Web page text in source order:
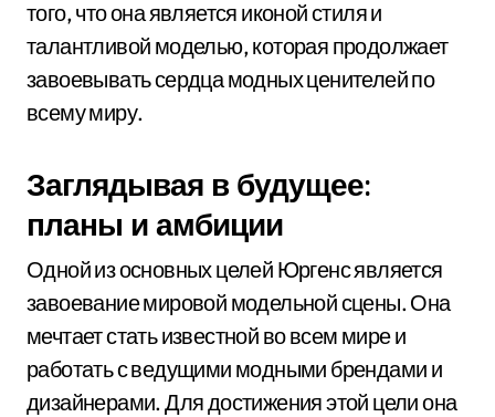
того, что она является иконой стиля и
талантливой моделью, которая продолжает
завоевывать сердца модных ценителей по
всему миру.
Заглядывая в будущее:
планы и амбиции
Одной из основных целей Юргенс является
завоевание мировой модельной сцены. Она
мечтает стать известной во всем мире и
работать с ведущими модными брендами и
дизайнерами. Для достижения этой цели она